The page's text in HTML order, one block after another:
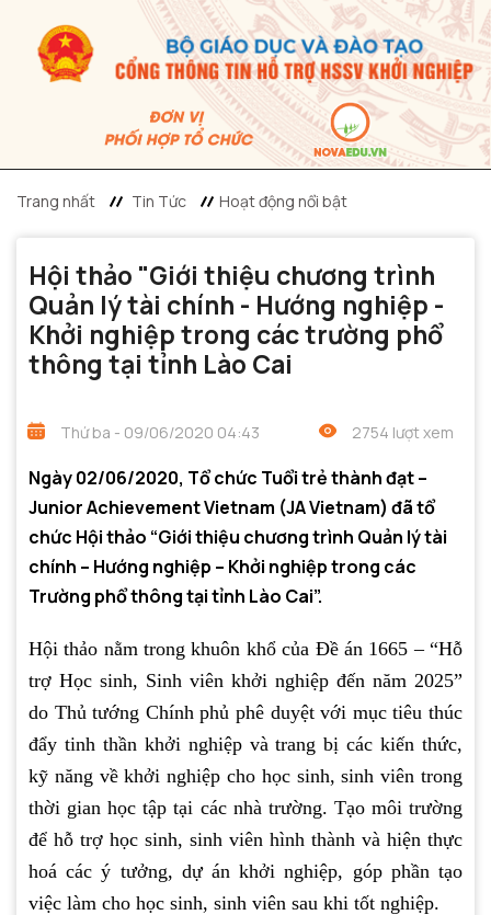
Trang nhất Tin Tức Hoạt động nổi bật
Hội thảo "Giới thiệu chương trình
Quản lý tài chính - Hướng nghiệp -
Khởi nghiệp trong các trường phổ
thông tại tỉnh Lào Cai
Thứ ba - 09/06/2020 04:43 2754 lượt xem
Ngày 02/06/2020, Tổ chức Tuổi trẻ thành đạt –
Junior Achievement Vietnam (JA Vietnam) đã tổ
chức Hội thảo “Giới thiệu chương trình Quản lý tài
chính – Hướng nghiệp – Khởi nghiệp trong các
Trường phổ thông tại tỉnh Lào Cai”.
Hội thảo nằm trong khuôn khổ của Đề án 1665 – “Hỗ
trợ Học sinh, Sinh viên khởi nghiệp đến năm 2025”
do Thủ tướng Chính phủ phê duyệt với mục tiêu thúc
đẩy tinh thần khởi nghiệp và trang bị các kiến thức,
kỹ năng về khởi nghiệp cho học sinh, sinh viên trong
thời gian học tập tại các nhà trường. Tạo môi trường
để hỗ trợ học sinh, sinh viên hình thành và hiện thực
hoá các ý tưởng, dự án khởi nghiệp, góp phần tạo
việc làm cho học sinh, sinh viên sau khi tốt nghiệp.